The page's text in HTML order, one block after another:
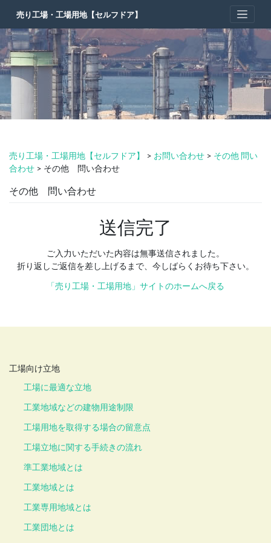
content
売り工場・工場用地【セルフドア】
売り工場・工場用地【セルフドア】 > お問い合わせ > その他 問い
合わせ > その他 問い合わせ
その他 問い合わせ
送信完了
ご入力いただいた内容は無事送信されました。
折り返しご返信を差し上げるまで、今しばらくお待ち下さい。
「売り工場・工場用地」サイトのホームへ戻る
工場向け立地
工場に最適な立地
工業地域などの建物用途制限
工場用地を取得する場合の留意点
工場立地に関する手続きの流れ
準工業地域とは
工業地域とは
工業専用地域とは
工業団地とは